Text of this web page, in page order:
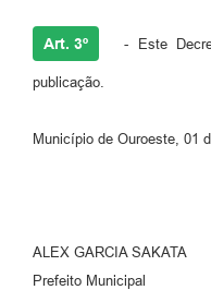
Art. 3º - Este
publicação.
Município de Ouroeste, 01
ALEX GARCIA SAKATA
Prefeito Municipal